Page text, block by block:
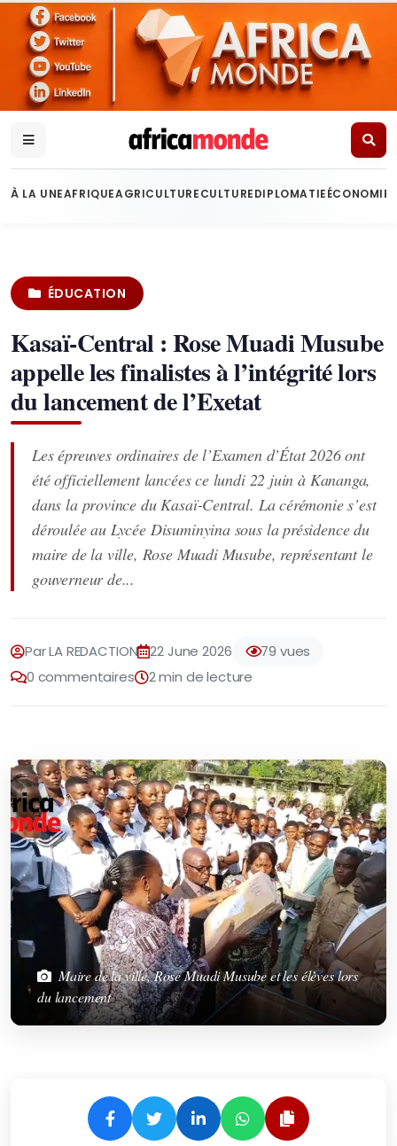
À LA UNEAFRIQUEAGRICULTURECULTUREDIPLOMATIEÉCONOMIE
ÉDUCATION
Kasaï-Central : Rose Muadi Musube
appelle les finalistes à l’intégrité lors
du lancement de l’Exetat
Les épreuves ordinaires de l’Examen d’État 2026 ont
été officiellement lancées ce lundi 22 juin à Kananga,
dans la province du Kasaï-Central. La cérémonie s’est
déroulée au Lycée Disuminyina sous la présidence du
maire de la ville, Rose Muadi Musube, représentant le
gouverneur de...
Par LA REDACTION 22 June 2026
79 vues
0 commentaires
2 min de lecture
Maire de la ville, Rose Muadi Musube et les élèves lors
du lancement